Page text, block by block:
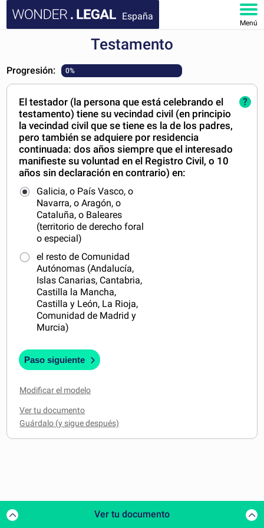
España
Menú
DOCUMENTOS
FAQ
MI CUENTA
Testamento
Progresión: 0%
El testador (la persona que está celebrando el
testamento) tiene su vecindad civil (en principio
la vecindad civil que se tiene es la de los padres,
pero también se adquiere por residencia
continuada: dos años siempre que el interesado
manifieste su voluntad en el Registro Civil, o 10
años sin declaración en contrario) en:
Galicia, o País Vasco, o
Navarra, o Aragón, o
Cataluña, o Baleares
(territorio de derecho foral
o especial)
el resto de Comunidad
Autónomas (Andalucía,
Islas Canarias, Cantabria,
Castilla la Mancha,
Castilla y León, La Rioja,
Comunidad de Madrid y
Murcia)
?
Paso siguiente
Modificar el modelo
Ver tu documento
Ver tu documento